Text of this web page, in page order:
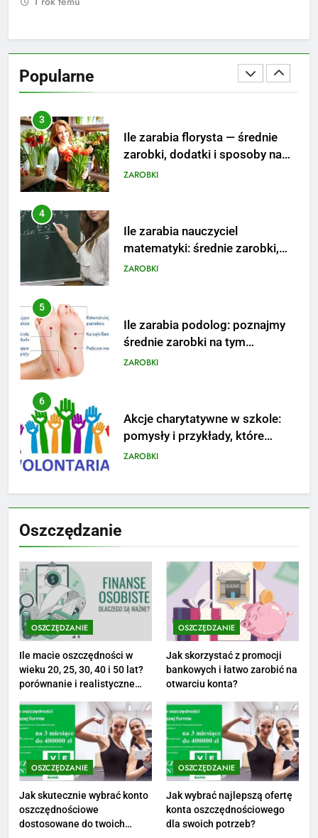
Popularne
poznaj średnie zarobki na tym
3
Ile zarabia florysta — średnie
zarobki, dodatki i sposoby na
podwyżkę
ZAROBKI
4
Ile zarabia nauczyciel
matematyki: średnie zarobki,
dodatki i perspektywy
ZAROBKI
5
Ile zarabia podolog: poznajmy
średnie zarobki na tym
stanowisku
ZAROBKI
6
Akcje charytatywne w szkole:
pomysły i przykłady, które
zainspirują
ZAROBKI
7
budżet
8
Netflix tagger — czym jest,
opinie i zarobki
PRACA
1
Ile zarabia striptizer: poznaj
aktualne stawki męskiego
striptizera
ZAROBKI
2
Ile zarabia psycholog szkolny:
poznaj średnie zarobki na tym
stanowisku
ZAROBKI
Oszczędzanie
OSZCZĘDZANIE
Ile macie oszczędności w
wieku 20, 25, 30, 40 i 50 lat?
porównanie i realistyczne
OSZCZĘDZANIE
Jak skorzystać z promocji
bankowych i łatwo zarobić na
otwarciu konta?
OSZCZĘDZANIE
Jak skutecznie wybrać konto
oszczędnościowe
dostosowane do twoich
OSZCZĘDZANIE
Jak wybrać najlepszą ofertę
konta oszczędnościowego
dla swoich potrzeb?